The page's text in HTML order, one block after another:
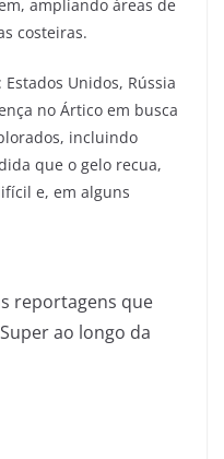
ampliando áreas de
costeiras.
Unidos, Rússia
no Ártico em busca
incluindo
que o gelo recua,
e, em alguns
reportagens que
ao longo da